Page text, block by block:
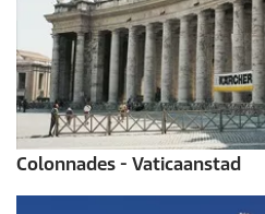
Colonnades - Vaticaanstad